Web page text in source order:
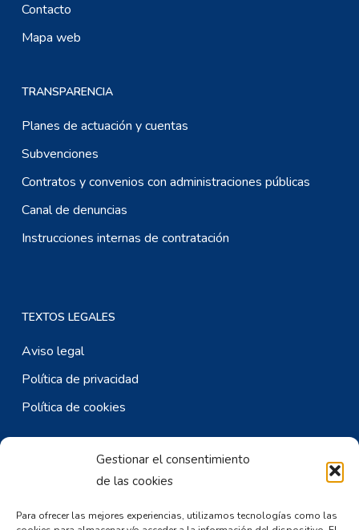
Gestionar el consentimiento
de las cookies
Para ofrecer las mejores experiencias, utilizamos tecnologías como las
Contacto
Mapa web
TRANSPARENCIA
Planes de actuación y cuentas
Subvenciones
Contratos y convenios con administraciones públicas
Canal de denuncias
Instrucciones internas de contratación
TEXTOS LEGALES
Aviso legal
Política de privacidad
Política de cookies
CONTACTO ESPAÑA
Mail:dirgral@frah.es